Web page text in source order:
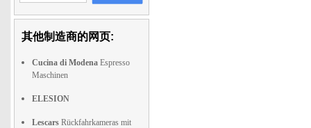
其他制造商的网页:
Cucina di Modena Espresso
Maschinen
ELESION
Lescars Rückfahrkameras mit